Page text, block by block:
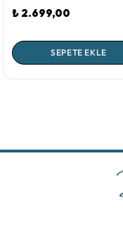
₺ 2.699,00
SEPETE EKLE